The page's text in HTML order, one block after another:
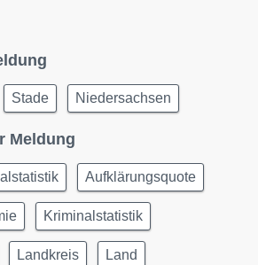
Stade Niedersachsen
Meldung
Aufklärungsquote
Kriminalstatistik
Landkreis Land